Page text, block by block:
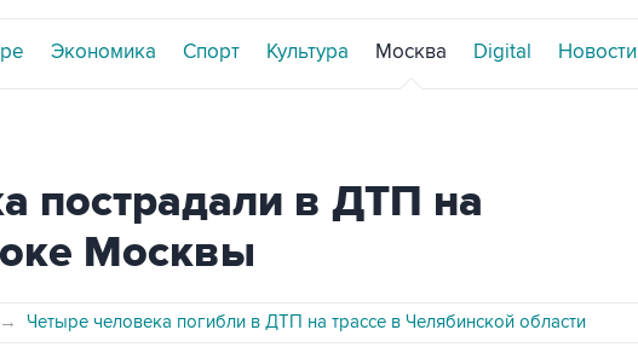
Экономика Спорт Культура Москва Digital Новости
пострадали в ДТП на
Москвы
→ Четыре человека погибли в ДТП на трассе в Челябинской области